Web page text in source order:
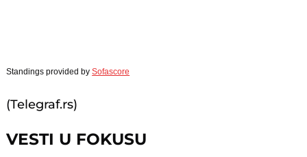
Standings provided bySofascore
(Telegraf.rs)
VESTI U FOKUSU